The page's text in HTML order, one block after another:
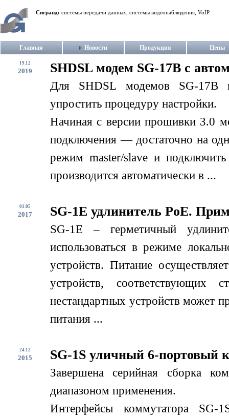
Сигранд: системы передачи данных, системы видеонаблюдения, VoIP.
Главная Новости Продукция Цены
19.12
2019 SHDSL модем SG-17B с
Для SHDSL модемов SG-17B
упростить процедуру настройки.
Начиная с версии прошивки 3.0
подключения — достаточно на
режим master/slave и
производится автоматически в ...
01.05
2017 SG-1E удлинитель PoE.
SG-1E – герметичный
использоваться в режиме
устройств. Питание
устройств, соответствующих
нестандартных устройств может
питания ...
24.12
2015 SG-1S уличный 6-портовый
Завершена серийная сборка
диапазоном применения.
Интерфейсы коммутатора SG-